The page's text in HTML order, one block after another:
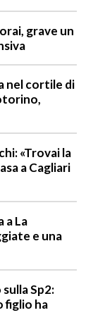
grave un
nel cortile di
«Trovai la
a Cagliari
a La
e una
Sp2:
figlio ha